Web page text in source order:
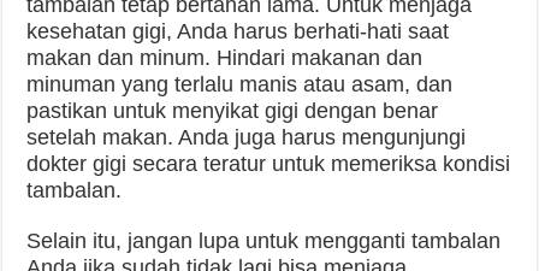
kesehatan gigi, Anda harus berhati-hati saat
makan dan minum. Hindari makanan dan
minuman yang terlalu manis atau asam, dan
pastikan untuk menyikat gigi dengan benar
setelah makan. Anda juga harus mengunjungi
dokter gigi secara teratur untuk memeriksa kondisi
tambalan.
Selain itu, jangan lupa untuk mengganti tambalan